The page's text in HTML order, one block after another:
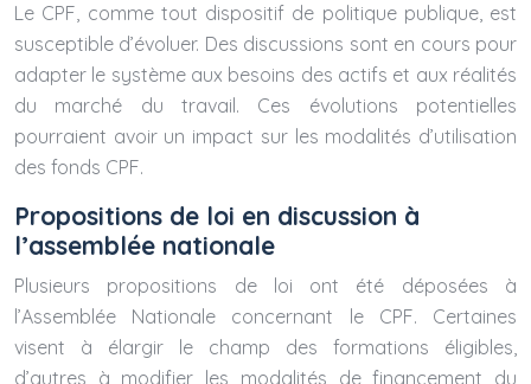
Le CPF, comme tout dispositif de politique publique, est
susceptible d’évoluer. Des discussions sont en cours pour
adapter le système aux besoins des actifs et aux réalités
du marché du travail. Ces évolutions potentielles
pourraient avoir un impact sur les modalités d’utilisation
des fonds CPF.
Propositions de loi en discussion à
l’assemblée nationale
Plusieurs propositions de loi ont été déposées à
l’Assemblée Nationale concernant le CPF. Certaines
visent à élargir le champ des formations éligibles,
d’autres à modifier les modalités de financement du